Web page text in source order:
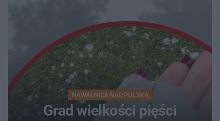
NAWAŁNICA NAD POLSKĄ
Grad wielkości pięści